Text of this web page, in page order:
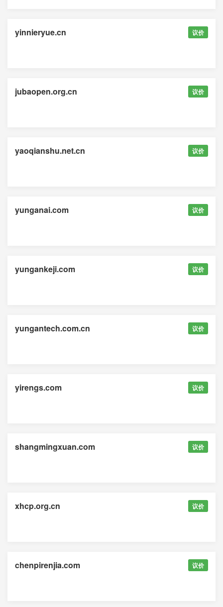
yinnieryue.cn 议价
jubaopen.org.cn 议价
yaoqianshu.net.cn 议价
yunganai.com 议价
yungankeji.com 议价
yungantech.com.cn 议价
yirengs.com 议价
shangmingxuan.com 议价
xhcp.org.cn 议价
chenpirenjia.com 议价